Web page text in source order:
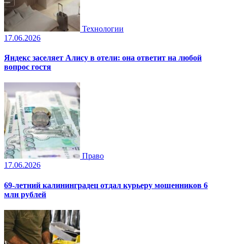
Технологии
17.06.2026
Яндекс заселяет Алису в отели: она ответит на любой
вопрос гостя
Право
17.06.2026
69-летний калининградец отдал курьеру мошенников 6
млн рублей